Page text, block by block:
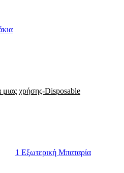
μιας χρήσης-Disposable
1 Εξωτερική Μπαταρία